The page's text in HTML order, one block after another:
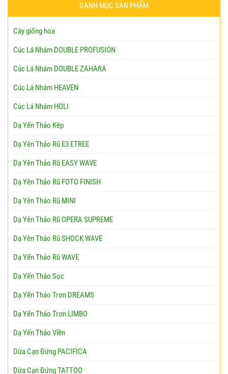
DANH MỤC SẢN PHẨM
Cây giống hoa
Cúc Lá Nhám DOUBLE PROFUSION
Cúc Lá Nhám DOUBLE ZAHARA
Cúc Lá Nhám HEAVEN
Cúc Lá Nhám HOLI
Dạ Yến Thảo Kép
Dạ Yên Thảo Rũ E3 ETREE
Dạ Yên Thảo Rũ EASY WAVE
Dạ Yên Thảo Rũ FOTO FINISH
Dạ Yên Thảo Rũ MINI
Dạ Yên Thảo Rũ OPERA SUPREME
Dạ Yên Thảo Rũ SHOCK WAVE
Dạ Yến Thảo Rũ WAVE
Dạ Yến Thảo Sọc
Dạ Yến Thảo Trơn DREAMS
Dạ Yến Thảo Trơn LIMBO
Dạ Yến Thảo Viền
Dừa Cạn Đứng PACIFICA
Dừa Cạn Đứng TATTOO